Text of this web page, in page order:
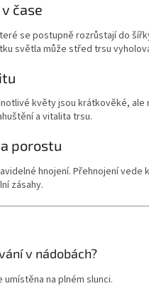
čase
se postupně rozrůstají do
světla může střed trsu
květy jsou krátkověké,
a vitalita trsu.
porostu
hnojení. Přehnojení
zásahy.
v nádobách?
na plném slunci.